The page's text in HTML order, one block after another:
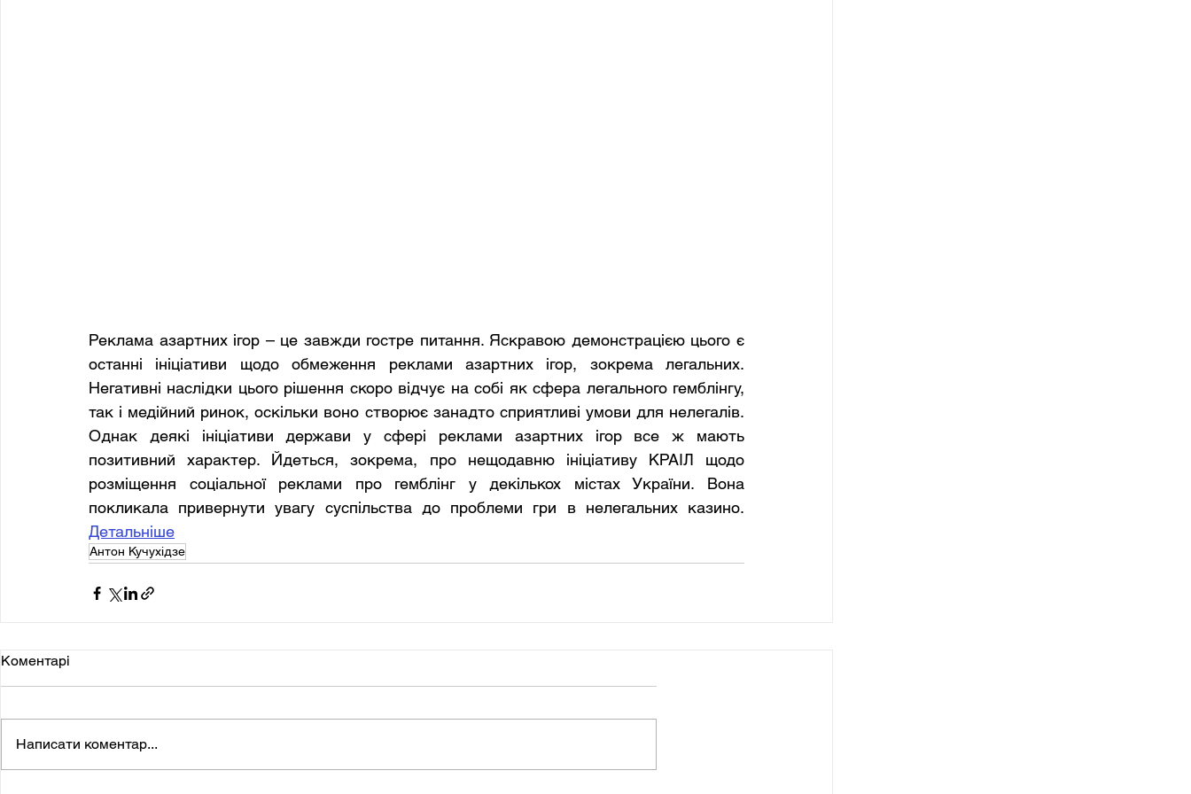
Реклама азартних ігор – це завжди гостре питання. Яскравою демонстрацією цього є
останні ініціативи щодо обмеження реклами азартних ігор, зокрема легальних.
Негативні наслідки цього рішення скоро відчує на собі як сфера легального гемблінгу,
так і медійний ринок, оскільки воно створює занадто сприятливі умови для нелегалів.
Однак деякі ініціативи держави у сфері реклами азартних ігор все ж мають
позитивний характер. Йдеться, зокрема, про нещодавню ініціативу КРАІЛ щодо
розміщення соціальної реклами про гемблінг у декількох містах України. Вона
Детальніше
Антон Кучухідзе
Коментарі
Написати коментар...